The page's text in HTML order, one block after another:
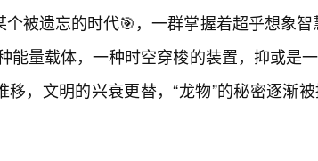
个被遗忘的时代🎯，一群掌握着超乎想象智
量载体，一种时空穿梭的装置，抑或是
移，文明的兴衰更替，“龙物”的秘密逐渐